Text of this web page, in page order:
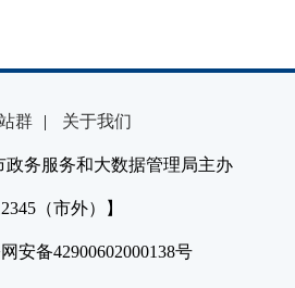
群 | 关于我们
务服务和大数据管理局主办
（市外）】
备42900602000138号